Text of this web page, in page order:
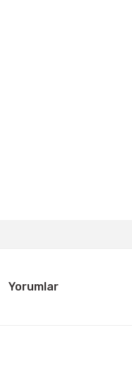
Yorumlar